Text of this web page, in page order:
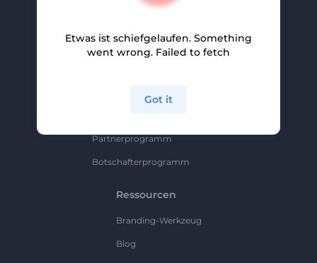
Partnerprogramm
Partnerprogramm
Botschafterprogramm
Ressourcen
Branding-Werkzeug
Blog
Etwas ist schiefgelaufen. Something
went wrong. Failed to fetch
Got it